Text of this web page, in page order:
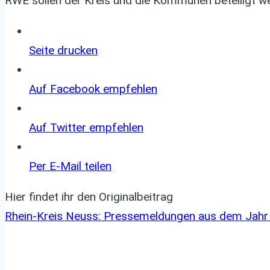
Seite drucken
Auf Facebook empfehlen
Auf Twitter empfehlen
Per E-Mail teilen
Hier findet ihr den Originalbeitrag
Rhein-Kreis Neuss: Pressemeldungen aus dem